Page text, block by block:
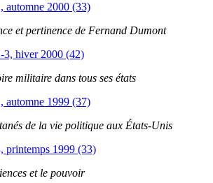
automne 2000 (33)
et pertinence de Fernand Dumont
3, hiver 2000 (42)
militaire dans tous ses états
automne 1999 (37)
de la vie politique aux États-Unis
printemps 1999 (33)
et le pouvoir